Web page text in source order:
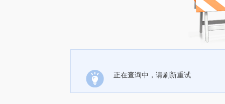
正在查询中，请刷新重试